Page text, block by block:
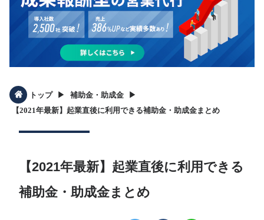
トップ ▶︎ 補助金・助成金 ▶︎
【2021年最新】起業直後に利用できる補助金・助成金まとめ
【2021年最新】起業直後に利用できる
補助金・助成金まとめ